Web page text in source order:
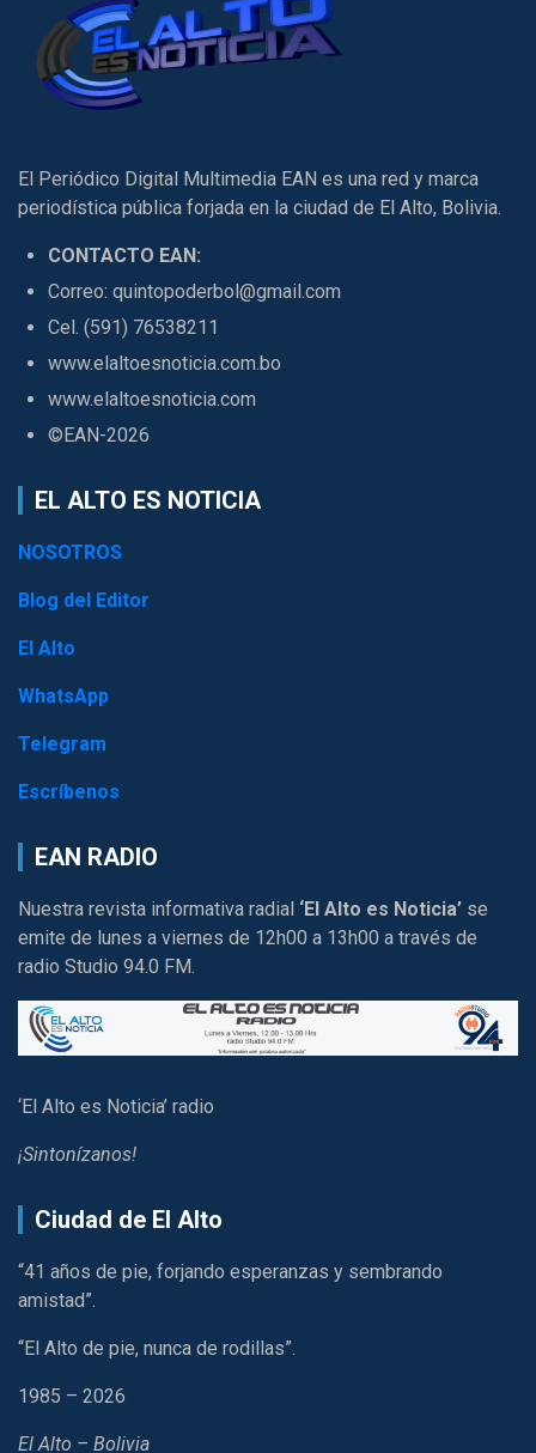
El Periódico Digital Multimedia EAN es una red y marca
periodística pública forjada en la ciudad de El Alto, Bolivia.
CONTACTO EAN:
Correo: quintopoderbol@gmail.com
Cel. (591) 76538211
www.elaltoesnoticia.com.bo
www.elaltoesnoticia.com
©EAN-2026
EL ALTO ES NOTICIA
NOSOTROS
Blog del Editor
El Alto
WhatsApp
Telegram
Escríbenos
EAN RADIO
Nuestra revista informativa radial ‘El Alto es Noticia’ se
emite de lunes a viernes de 12h00 a 13h00 a través de
radio Studio 94.0 FM.
‘El Alto es Noticia’ radio
¡Sintonízanos!
Ciudad de El Alto
“41 años de pie, forjando esperanzas y sembrando
amistad”.
“El Alto de pie, nunca de rodillas”.
1985 – 2026
El Alto – Bolivia